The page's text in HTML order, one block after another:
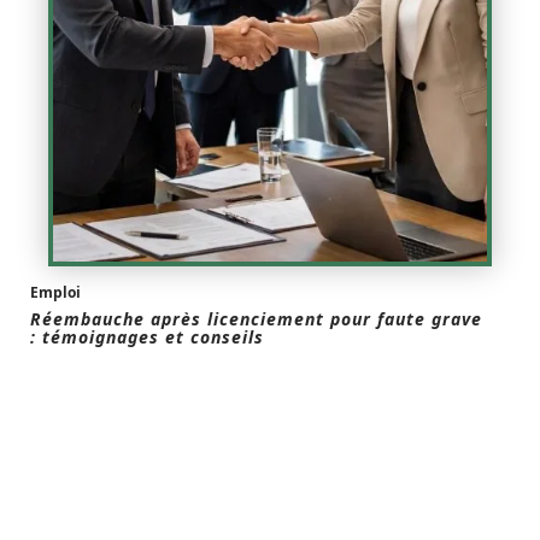
Emploi
Réembauche après licenciement pour faute grave
: témoignages et conseils